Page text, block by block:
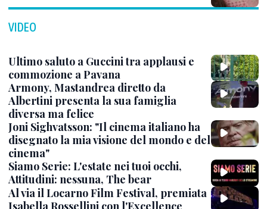
VIDEO
Ultimo saluto a Guccini tra applausi e
commozione a Pavana
Armony, Mastandrea diretto da
Albertini presenta la sua famiglia
diversa ma felice
Joni Sighvatsson: "Il cinema italiano ha
disegnato la mia visione del mondo e del
cinema"
Siamo Serie: L'estate nei tuoi occhi,
Attitudini: nessuna, The bear
Al via il Locarno Film Festival, premiata
Isabella Rossellini con l'Excellence